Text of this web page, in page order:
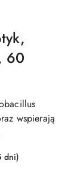
60
wspierają
dni)